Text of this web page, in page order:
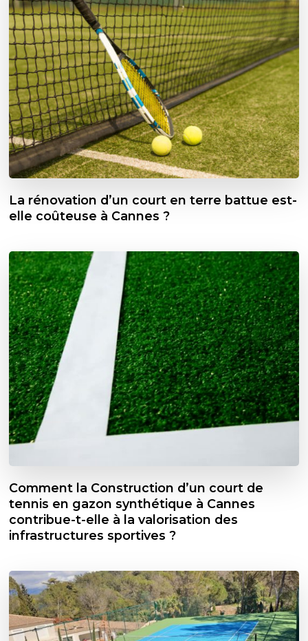
La rénovation d’un court en terre battue est-
elle coûteuse à Cannes ?
Comment la Construction d’un court de
tennis en gazon synthétique à Cannes
contribue-t-elle à la valorisation des
infrastructures sportives ?